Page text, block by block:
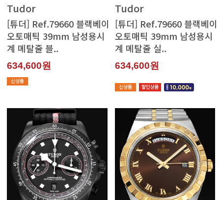
Tudor
계 메탈줄 블..
634,600원
Tudor
계 메탈줄 실..
634,600원